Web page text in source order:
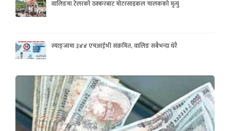
वालिङमा टेलरको ठक्करबाट मोटरसाइकल चालकको मृत्यु
स्याङ्जामा ३४४ एचआईभी संक्रमित, वालिङ सबैभन्दा धेरै